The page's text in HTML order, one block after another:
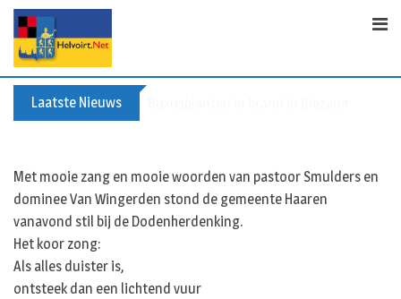
Skip
content
Laatste Nieuws
Met mooie zang en mooie woorden van pastoor Smulders en
dominee Van Wingerden stond de gemeente Haaren
vanavond stil bij de Dodenherdenking.
Het koor zong:
Als alles duister is,
ontsteek dan een lichtend vuur